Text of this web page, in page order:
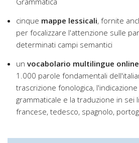
cinque mappe lessicali, fornite
per focalizzare l'attenzione sulle
determinati campi semantici
un vocabolario multilingue online
1.000 parole fondamentali
trascrizione fonologica,
grammaticale e la traduzione in sei
francese, tedesco, spagnolo,